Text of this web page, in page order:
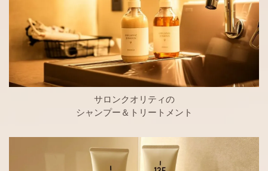
サロンクオリティの
シャンプー＆トリートメント